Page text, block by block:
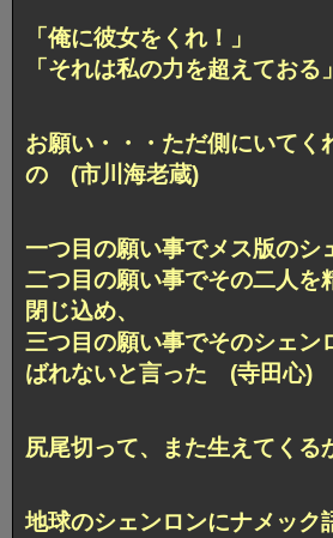
「俺に彼女をくれ！」
「それは私の力を超えてお
お願い・・・ただ側にいてく
の (市川海老蔵)
一つ目の願い事でメス版のシ
二つ目の願い事でその二人を
閉じ込め、
三つ目の願い事でそのシェン
ばれないと言った (寺田心)
尻尾切って、また生えてく
地球のシェンロンにナメック